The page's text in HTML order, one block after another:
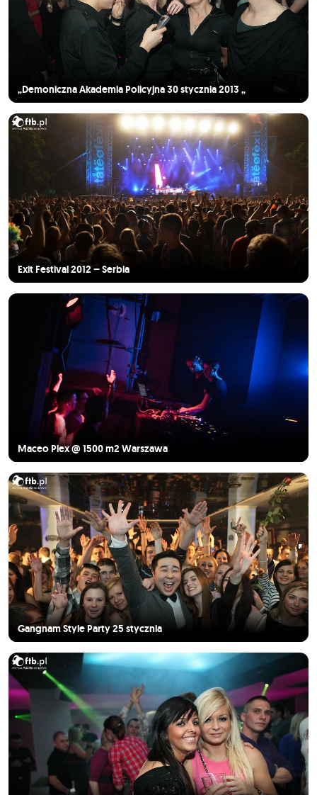
„Demoniczna Akademia Policyjna 30 stycznia 2013 „
Exit Festival 2012 – Serbia
Maceo Plex @ 1500 m2 Warszawa
Gangnam Style Party 25 stycznia